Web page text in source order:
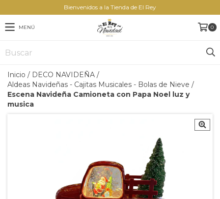
Bienvenidos a la Tienda de El Rey
MENÚ 0
Inicio / DECO NAVIDEÑA /
Aldeas Navideñas - Cajitas Musicales - Bolas de Nieve /
Escena Navideña Camioneta con Papa Noel luz y
musica